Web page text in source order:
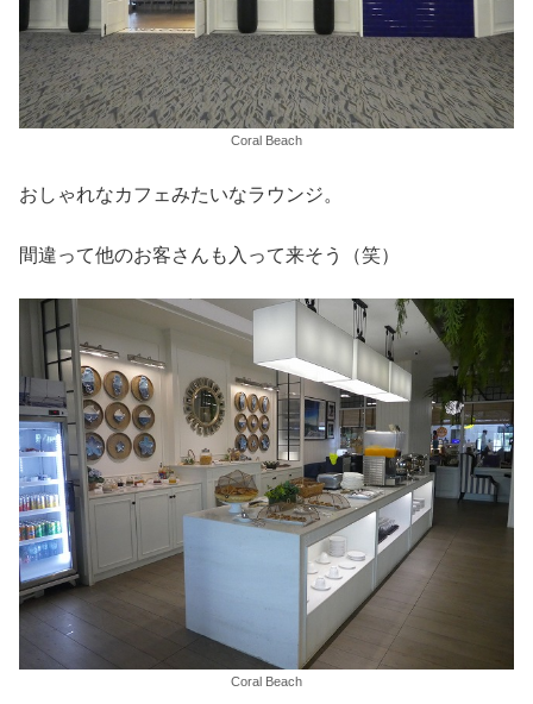
Coral Beach
おしゃれなカフェみたいなラウンジ。
間違って他のお客さんも入って来そう（笑）
Coral Beach